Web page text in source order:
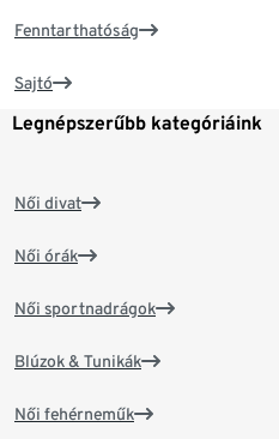
Fenntarthatóság
Sajtó
Legnépszerűbb kategóriáink
Női divat
Női órák
Női sportnadrágok
Blúzok & Tunikák
Női fehérneműk